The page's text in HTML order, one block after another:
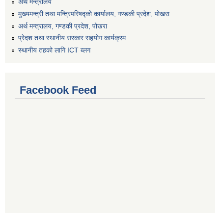
मुख्यमन्त्री तथा मन्त्रिपरिषद्को कार्यालय, गण्डकी प्रदेश, पोखरा
अर्थ मन्त्रालय, गण्डकी प्रदेश, पोखरा
प्रेदश तथा स्थानीय सरकार सहयोग कार्यक्रम
स्थानीय तहको लागि ICT ब्लग
Facebook Feed